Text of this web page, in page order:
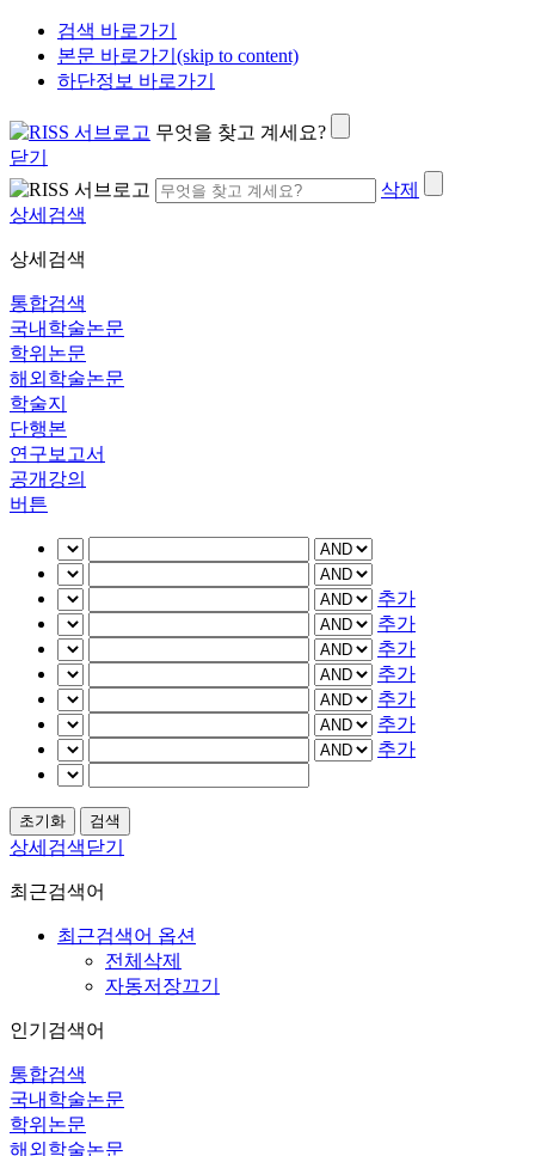
검색 바로가기
본문 바로가기(skip to content)
하단정보 바로가기
무엇을 찾고 계세요?
닫기
삭제
상세검색
상세검색
통합검색
국내학술논문
학위논문
해외학술논문
학술지
단행본
연구보고서
공개강의
버튼
추가
추가
추가
추가
추가
추가
추가
상세검색닫기
최근검색어
최근검색어 옵션
전체삭제
자동저장끄기
인기검색어
통합검색
국내학술논문
학위논문
해외학술논문